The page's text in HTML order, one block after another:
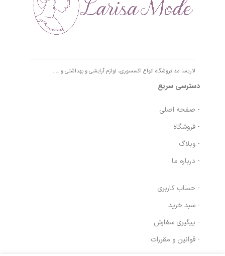
لاریسا مد فروشگاه انواع اکسسوری، لوازم آرایشی و بهداشتی و … .
دسترسی سریع
- صفحه اصلی
- فروشگاه
- وبلاگ
- درباره ما
- حساب کاربری
- سبد خرید
- پیگیری سفارش
- قوانین و مقررات